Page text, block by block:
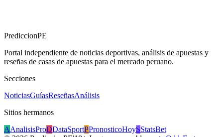
PrediccionPE
Portal independiente de noticias deportivas, análisis de apuestas y
reseñas de casas de apuestas para el mercado peruano.
Secciones
NoticiasGuíasReseñasAnálisis
Sitios hermanos
AAnalisisProDDataSportPPronosticoHoySStatsBet